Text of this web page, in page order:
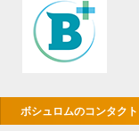
ボシュロムのコンタク